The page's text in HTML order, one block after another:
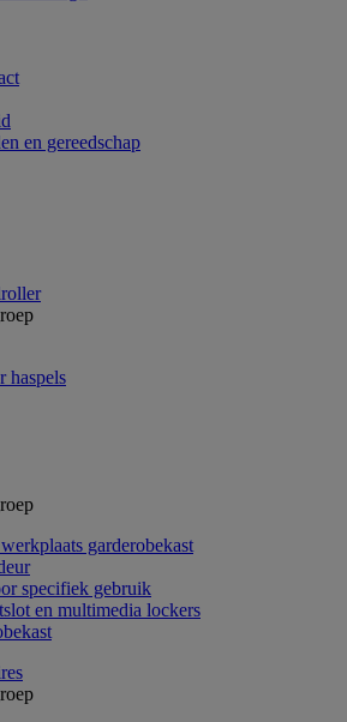
en gereedschap
haspels
garderobekast
specifiek gebruik
en multimedia lockers